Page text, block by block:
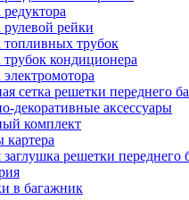
рейки
топливных трубок
кондиционера
сетка решетки переднего
декоративные аксессуары
комплект
решетки переднего
в багажник